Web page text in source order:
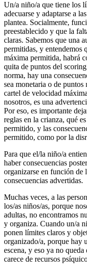
Un/a niño/a que tiene los
adecuarse y adaptarse a
plantea. Socialmente,
preestablecido y que la
claras. Sabemos que una
permitidas, y entendemos
máxima permitida, habrá
quita de puntos del
norma, hay una
sea monetaria o de
cartel de velocidad
nosotros, es una
Por eso, es importante
reglas en la crianza, qué
permitido, y las
permitido, como por la
Para que el/la niño/a
haber consecuencias
organizarse en función de
consecuencias advertidas.
Muchas veces, a las
los/as niños/as, porque
adultas, no encontramos
y organiza. Cuando un/a
ponen límites claros y
organizado/a, porque hay
escena, y eso ya no
carece de recursos